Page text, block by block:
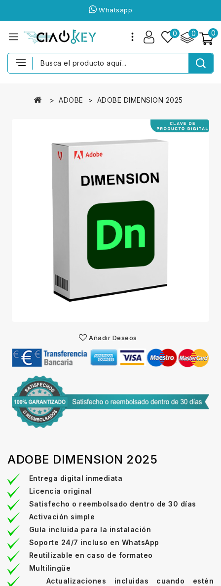
Whatsapp
0
0
0
ADOBE ADOBE DIMENSION 2025
Añadir Deseos
ADOBE DIMENSION 2025
Entrega digital inmediata
Licencia original
Satisfecho o reembolsado dentro de 30 días
Activación simple
Guía incluida para la instalación
Soporte 24/7 incluso en WhatsApp
Reutilizable en caso de formateo
Multilingüe
Actualizaciones incluidas cuando estén